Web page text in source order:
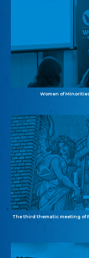
Women of
The third thematic meeting of